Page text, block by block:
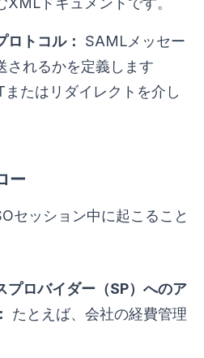
ロトコル：
SAMLメッセー
されるかを定義します
またはリダイレクトを介し
ー
セッション中に起こること
プロバイダー（SP）へのア
たとえば、会社の経費管理